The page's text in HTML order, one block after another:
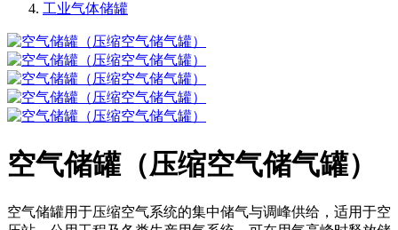
工业气体储罐
空气储罐（压缩空气储气罐）
空气储罐用于压缩空气系统的集中储气与调峰供给，适用于空